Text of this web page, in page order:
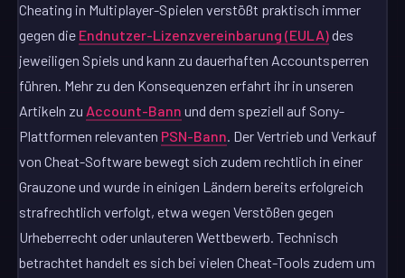
Cheating in Multiplayer-Spielen verstößt praktisch immer
gegen die Endnutzer-Lizenzvereinbarung (EULA)des
jeweiligen Spiels und kann zu dauerhaften Accountsperren
führen. Mehr zu den Konsequenzen erfahrt ihr in unseren
Artikeln zu Account-Bann und dem speziell auf Sony-
Plattformen relevanten PSN-Bann. Der Vertrieb und Verkauf
von Cheat-Software bewegt sich zudem rechtlich in einer
Grauzone und wurde in einigen Ländern bereits erfolgreich
strafrechtlich verfolgt, etwa wegen Verstößen gegen
Urheberrecht oder unlauteren Wettbewerb. Technisch
betrachtet handelt es sich bei vielen Cheat-Tools zudem um